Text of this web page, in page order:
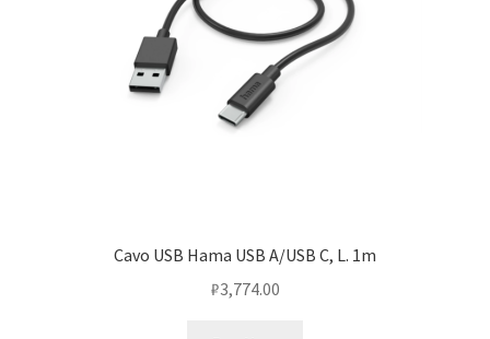
Cavo USB Hama USB A/USB C, L. 1m
₽3,774.00